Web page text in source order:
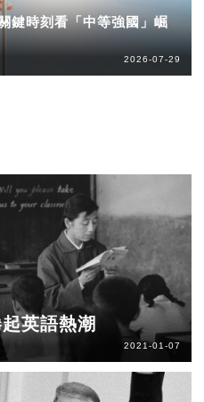
鍵時刻看「中等強國」崛
2026-07-29
英語熱潮
2021-01-07